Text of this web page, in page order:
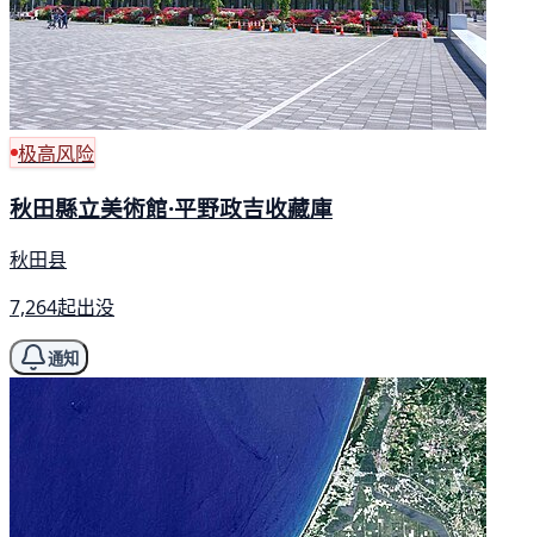
极高风险
秋田縣立美術館·平野政吉收藏庫
秋田县
7,264起出没
通知